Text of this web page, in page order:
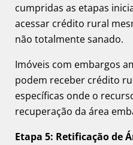
cumpridas as etapas
acessar crédito rural
não totalmente sanado.
Imóveis com embargos
podem receber crédito
específicas onde o
recuperação da área
Etapa 5: Retificação de